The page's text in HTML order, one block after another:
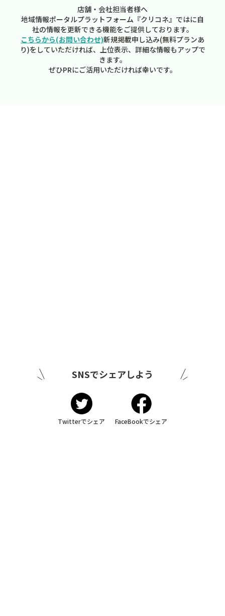
店舗・会社担当者様へ
地域情報ポータルプラットフォーム『クリコネ』ではに自
社の情報を更新できる機能をご提供しております。
こちらから(お問い合わせ)新規掲載申し込み(無料プランあ
り)をしていただければ、上位表示、詳細な情報もアップで
きます。
ぜひPRにご活用いただければ幸いです。
SNSでシェアしよう
Twitterでシェア FaceBookでシェア